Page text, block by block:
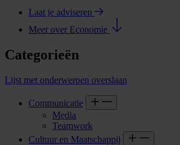
Laat je adviseren
Meer over Economie
Categorieën
Lijst met onderwerpen overslaan
Communicatie
Media
Teamwork
Cultuur en Maatschappij